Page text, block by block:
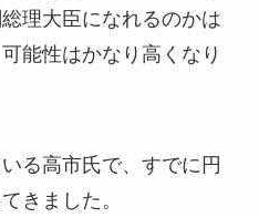
理大臣になれるのかは
能性はかなり高くなり
る高市氏で、すでに円
きました。